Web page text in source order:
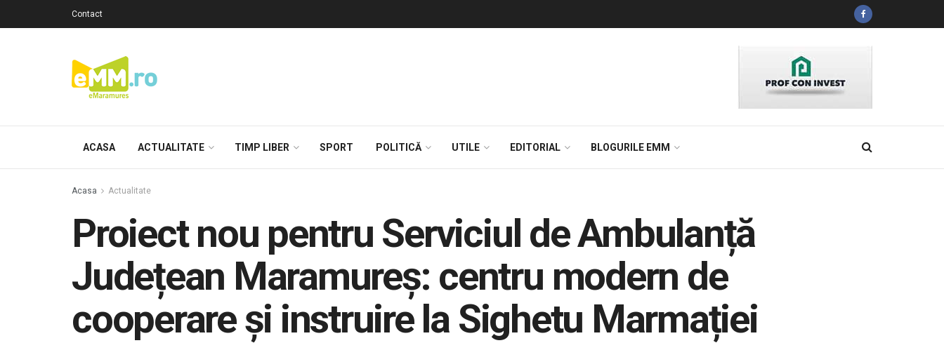
Contact
ACASA ACTUALITATE TIMP LIBER SPORT POLITICĂ UTILE EDITORIAL BLOGURILE EMM
Acasa Actualitate
Proiect nou pentru Serviciul de Ambulanță
Județean Maramureș: centru modern de
cooperare și instruire la Sighetu Marmației